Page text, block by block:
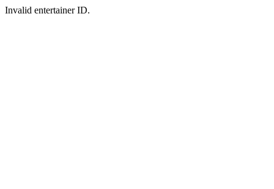
Invalid entertainer ID.